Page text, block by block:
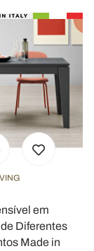
em
Diferentes
Made in